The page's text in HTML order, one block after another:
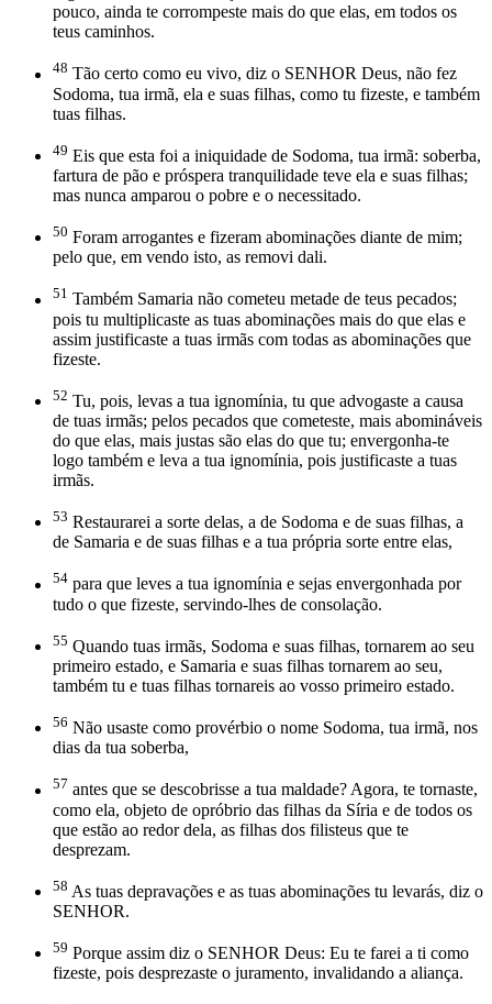
pouco, ainda te corrompeste mais do que elas, em todos os
teus caminhos.
48 Tão certo como eu vivo, diz o SENHOR Deus, não fez
Sodoma, tua irmã, ela e suas filhas, como tu fizeste, e também
tuas filhas.
49 Eis que esta foi a iniquidade de Sodoma, tua irmã: soberba,
fartura de pão e próspera tranquilidade teve ela e suas filhas;
mas nunca amparou o pobre e o necessitado.
50 Foram arrogantes e fizeram abominações diante de mim;
pelo que, em vendo isto, as removi dali.
51 Também Samaria não cometeu metade de teus pecados;
pois tu multiplicaste as tuas abominações mais do que elas e
assim justificaste a tuas irmãs com todas as abominações que
fizeste.
52 Tu, pois, levas a tua ignomínia, tu que advogaste a causa
de tuas irmãs; pelos pecados que cometeste, mais abomináveis
do que elas, mais justas são elas do que tu; envergonha-te
logo também e leva a tua ignomínia, pois justificaste a tuas
irmãs.
53 Restaurarei a sorte delas, a de Sodoma e de suas filhas, a
de Samaria e de suas filhas e a tua própria sorte entre elas,
54 para que leves a tua ignomínia e sejas envergonhada por
tudo o que fizeste, servindo-lhes de consolação.
55 Quando tuas irmãs, Sodoma e suas filhas, tornarem ao seu
primeiro estado, e Samaria e suas filhas tornarem ao seu,
também tu e tuas filhas tornareis ao vosso primeiro estado.
56 Não usaste como provérbio o nome Sodoma, tua irmã, nos
dias da tua soberba,
57 antes que se descobrisse a tua maldade? Agora, te tornaste,
como ela, objeto de opróbrio das filhas da Síria e de todos os
que estão ao redor dela, as filhas dos filisteus que te
desprezam.
58 As tuas depravações e as tuas abominações tu levarás, diz o
SENHOR.
59 Porque assim diz o SENHOR Deus: Eu te farei a ti como
fizeste, pois desprezaste o juramento, invalidando a aliança.